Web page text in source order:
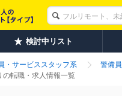
検討中リスト
・サービススタッフ系 警備
の転職・求人情報一覧